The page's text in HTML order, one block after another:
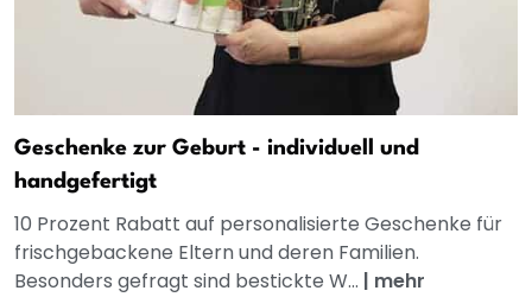
Geschenke zur Geburt - individuell und
handgefertigt
10 Prozent Rabatt auf personalisierte Geschenke für
frischgebackene Eltern und deren Familien.
Besonders gefragt sind bestickte W... | mehr